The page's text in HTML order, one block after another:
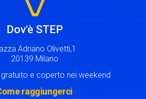
Dov'è STEP
Adriano Olivetti,1
20139 Milano
e coperto nei weekend
raggiungerci